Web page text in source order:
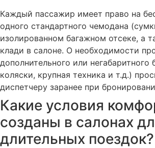
Каждый пассажир имеет право на
одного стандартного чемодана
изолированном багажном отсеке, а
клади в салоне. О необходимости
дополнительного или негабаритного
коляски, крупная техника и т.д.)
диспетчеру заранее при
Какие условия
созданы в салонах
длительных поездок?